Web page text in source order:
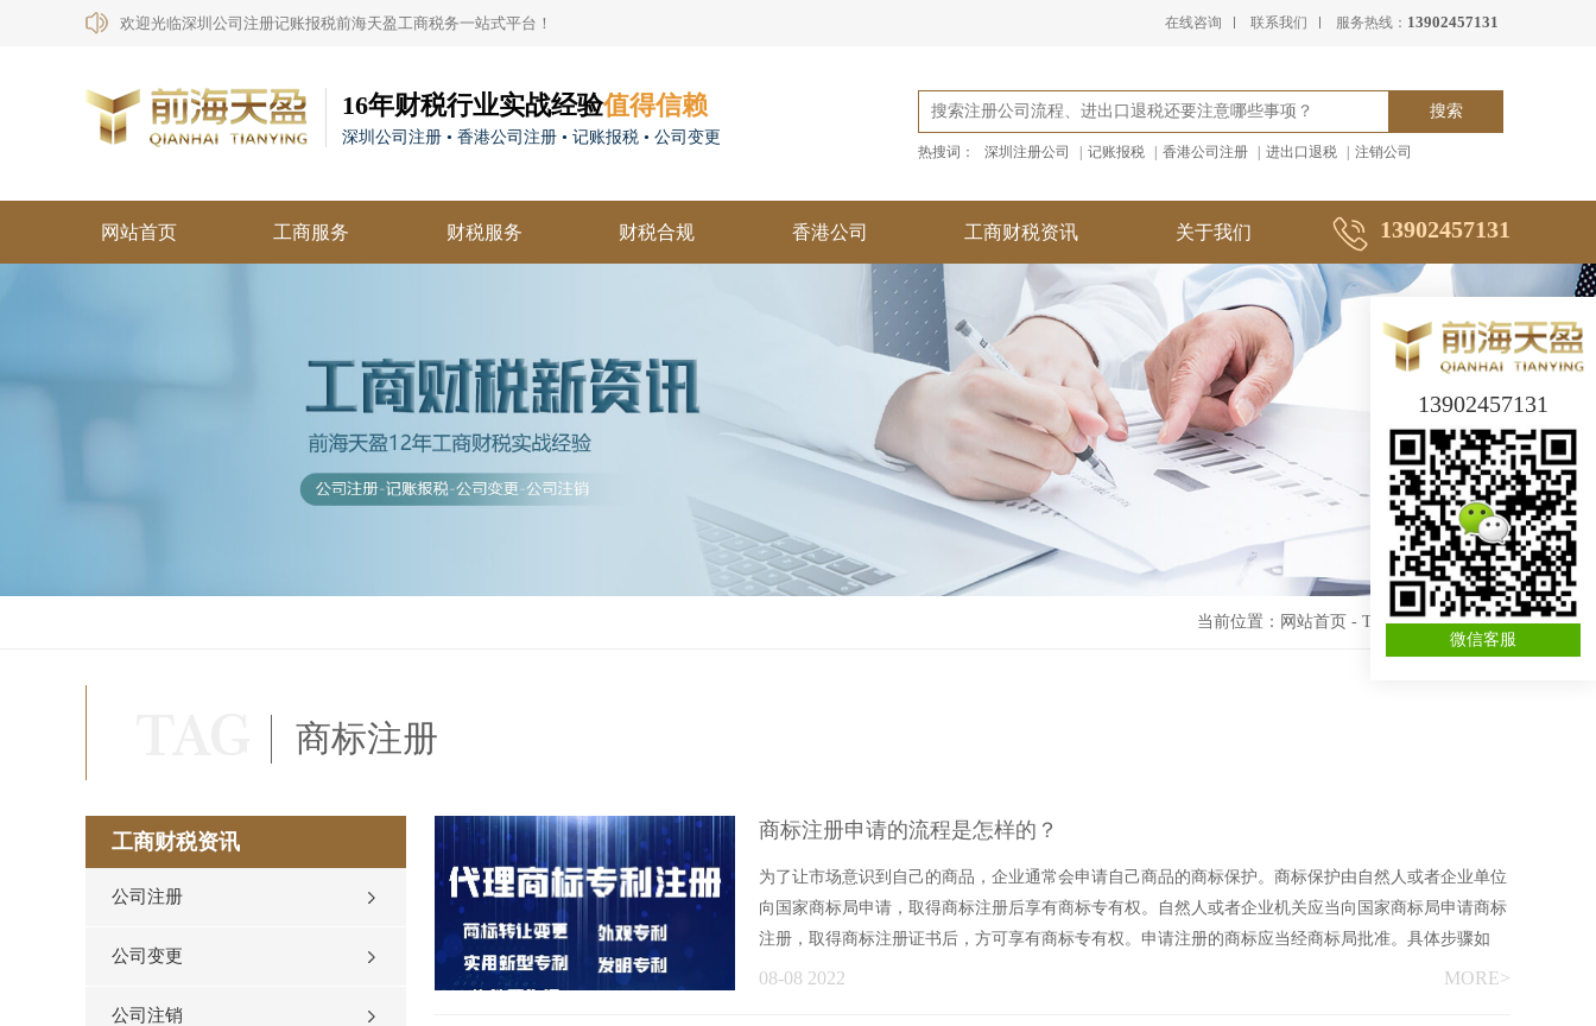
欢迎光临深圳公司注册记账报税前海天盈工商税务一站式平台！ 在线咨询 联系我们 服务热线： 13902457131
16年财税行业实战经验值得信赖
深圳公司注册 • 香港公司注册 • 记账报税 • 公司变更
热搜词： 深圳注册公司 记账报税 香港公司注册 进出口退税 注销公司
网站首页 工商服务 财税服务 财税合规 香港公司 工商财税资讯 关于我们 13902457131
当前位置： 网站首页 - TAG标签-商标注册
商标注册
工商财税资讯
公司注册
公司变更
公司注销
商标注册申请的流程是怎样的？
为了让市场意识到自己的商品，企业通常会申请自己商品的商标保护。商标保护由自然人或者企业单位
向国家商标局申请，取得商标注册后享有商标专有权。自然人或者企业机关应当向国家商标局申请商标
注册，取得商标注册证书后，方可享有商标专有权。申请注册的商标应当经商标局批准。具体步骤如
下：1.商标......
08-08 2022 MORE>
13902457131
微信客服